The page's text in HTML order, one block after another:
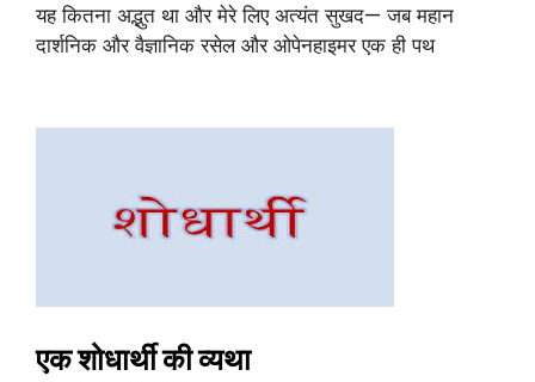
यह कितना अद्भुत था और मेरे लिए अत्यंत सुखद— जब महान
दार्शनिक और वैज्ञानिक रसेल और ओपेनहाइमर एक ही पथ
एक शोधार्थी की व्यथा